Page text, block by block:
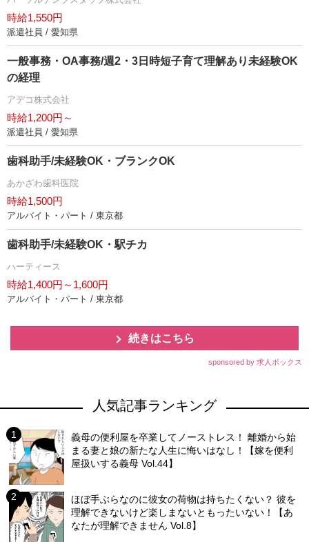
時給1,550円
派遣社員 / 愛知県
一般事務・OA事務/週2・3日時短子育て理解あり未経験OK
の経理
アデコ株式会社
時給1,200円～
派遣社員 / 愛知県
歯科助手/未経験OK・ブランクOK
あかざわ歯科医院
時給1,500円
アルバイト・パート / 東京都
歯科助手/未経験OK・駅チカ
ハーティース
時給1,400円～1,600円
アルバイト・パート / 東京都
続きはこちら
sponsored by 求人ボックス
人気記事ランキング
義母の便利屋を卒業してノーストレス！ 離婚から始
まる妻と娘の新たな人生に悔いはなし！【嫁を便利
屋扱いする義母 Vol.44】
ほぼ手ぶらなのに彼女の荷物は持ちたくない？ 彼を
理解できないけど楽しまないともったいない！【あ
なたが理解できません Vol.8】